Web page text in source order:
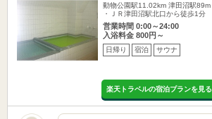
動物公園駅11.02km 津田沼駅89m
・ＪＲ津田沼駅北口から徒歩1分
営業時間 0:00～24:00
入浴料金 800円～
日帰り 宿泊 サウナ
楽天トラベルの宿泊プランを見る